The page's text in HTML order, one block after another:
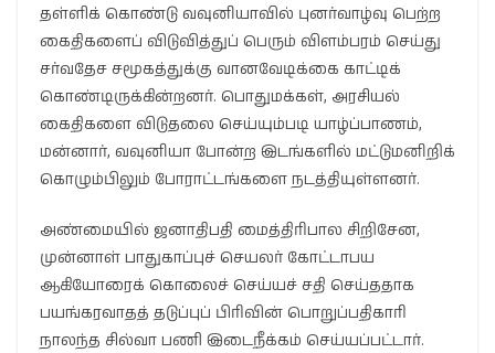
தள்ளிக் கொண்டு வவுனியாவில் புனர்வாழ்வு பெற்ற
கைதிகளைப் விடுவித்துப் பெரும் விளம்பரம் செய்து
சர்வதேச சமூகத்துக்கு வானவேடிக்கை காட்டிக்
கொண்டிருக்கின்றனர். பொதுமக்கள், அரசியல்
கைதிகளை விடுதலை செய்யும்படி யாழ்ப்பாணம்,
மன்னார், வவுனியா போன்ற இடங்களில் மட்டுமனிறிக்
கொழும்பிலும் போராட்டங்களை நடத்தியுள்ளனர்.
அண்மையில் ஜனாதிபதி மைத்திரிபால சிறிசேன,
முன்னாள் பாதுகாப்புச் செயலர் கோட்டாபய
ஆகியோரைக் கொலைச் செய்யச் சதி செய்ததாக
பயங்கரவாதத் தடுப்புப் பிரிவின் பொறுப்பதிகாரி
நாலந்த சில்வா பணி இடைநீக்கம் செய்யப்பட்டார்.